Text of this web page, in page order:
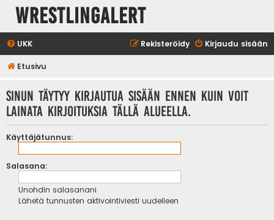
WrestlingAlert
UKK Kirjaudu sisään
Rekisteröidy
Etusivu
Sinun täytyy kirjautua sisään ennen kuin voit
lainata kirjoituksia tällä alueella.
Käyttäjätunnus:
Salasana:
Unohdin salasanani
Lähetä tunnusten aktivointiviesti uudelleen